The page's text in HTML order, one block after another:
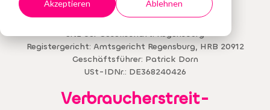
Akzeptieren Ablehnen
Sitz der Gesellschaft: Regensburg
Registergericht: Amtsgericht Regensburg, HRB 20912
Geschäftsführer: Patrick Dorn
USt-IDNr.: DE368240426
Verbraucher­streit­